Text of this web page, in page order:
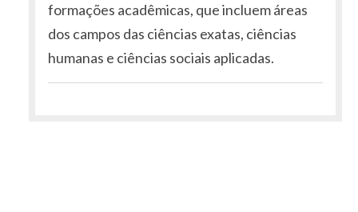
formações acadêmicas, que incluem áreas
dos campos das ciências exatas, ciências
humanas e ciências sociais aplicadas.